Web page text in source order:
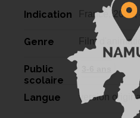
Indication France, 2016,
Genre Film
Public
scolaire
Langue version